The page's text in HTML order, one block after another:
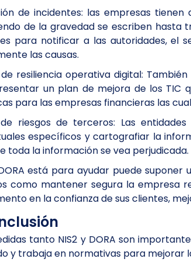
de incidentes: las empresas
de la gravedad se escriben hasta
para notificar a las autoridades, el
las causas.
resiliencia operativa digital:
un plan de mejora de los TIC
para las empresas financieras las
riesgos de terceros: Las
específicos y cartografiar la
toda la información se vea
está para ayudar puede
como mantener segura la empresa
en la confianza de sus clientes,
tanto NIS2 y DORA son
y trabaja en normativas para mejorar